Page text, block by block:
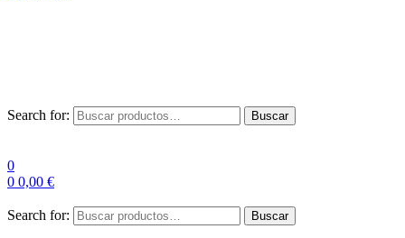
Search for: Buscar
0
0 0,00 €
Search for: Buscar